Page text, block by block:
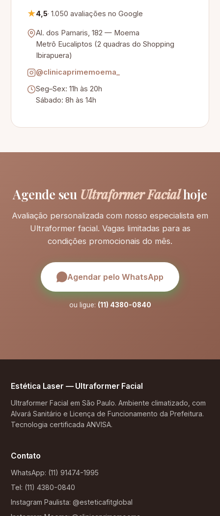
★4,5· 1.050 avaliações no Google
Al. dos Pamaris, 182 — Moema
Metrô Eucaliptos (2 quadras do Shopping
Ibirapuera)
@clinicaprimemoema_
Seg–Sex: 11h às 20h
Sábado: 8h às 14h
Agende seu Ultraformer Facialhoje
Avaliação personalizada com nosso especialista em
Ultraformer facial. Vagas limitadas para as
condições promocionais do mês.
Agendar pelo WhatsApp
ou ligue: (11) 4380-0840
Estética Laser — Ultraformer Facial
Ultraformer Facial em São Paulo. Ambiente climatizado, com
Alvará Sanitário e Licença de Funcionamento da Prefeitura.
Tecnologia certificada ANVISA.
Contato
WhatsApp: (11) 91474-1995
Tel: (11) 4380-0840
Instagram Paulista: @esteticafitglobal